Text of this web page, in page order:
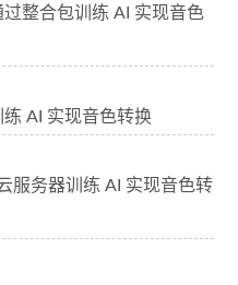
过整合包训练 AI 实现音色
练 AI 实现音色转换
服务器训练 AI 实现音色转